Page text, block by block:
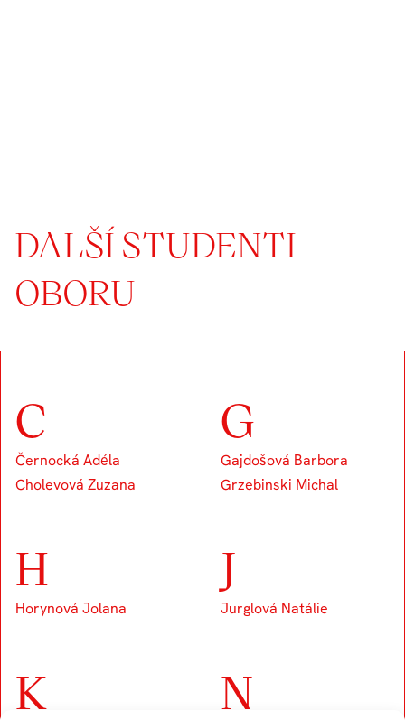
DALŠÍ STUDENTI
OBORU
C
Černocká Adéla
Cholevová Zuzana
G
Gajdošová Barbora
Grzebinski Michal
H
Horynová Jolana
J
Jurglová Natálie
K N